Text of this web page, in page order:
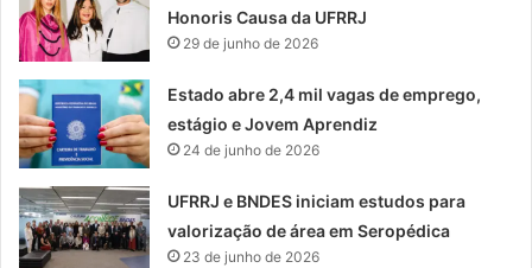
Honoris Causa da UFRRJ
29 de junho de 2026
Estado abre 2,4 mil vagas de emprego,
estágio e Jovem Aprendiz
24 de junho de 2026
UFRRJ e BNDES iniciam estudos para
valorização de área em Seropédica
23 de junho de 2026